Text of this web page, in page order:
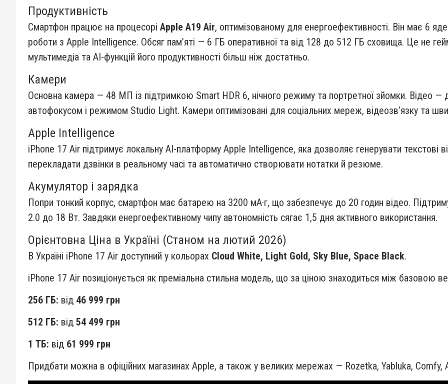
Продуктивність
Смартфон працює на процесорі Apple A19 Air, оптимізованому для енергоефективності. Він має 6
роботи з Apple Intelligence. Обсяг пам’яті — 6 ГБ оперативної та від 128 до 512 ГБ сховища. Це не
мультимедіа та AI-функцій його продуктивності більш ніж достатньо.
Камери
Основна камера — 48 МП із підтримкою Smart HDR 6, нічного режиму та портретної зйомки.
автофокусом і режимом Studio Light. Камери оптимізовані для соціальних мереж, відеозв’язку та
Apple Intelligence
iPhone 17 Air підтримує локальну AI-платформу Apple Intelligence, яка дозволяє генерувати текстові
перекладати дзвінки в реальному часі та автоматично створювати нотатки й резюме.
Акумулятор і зарядка
Попри тонкий корпус, смартфон має батарею на 3200 мА·г, що забезпечує до 20 годин відео.
2.0 до 18 Вт. Завдяки енергоефективному чипу автономність сягає 1,5 дня активного використання.
Орієнтовна Ціна в Україні (Станом на лютий 2026)
В Україні iPhone 17 Air доступний у кольорах Cloud White, Light Gold, Sky Blue, Space Black.
iPhone 17 Air позиціонується як преміальна стильна модель, що за ціною знаходиться між базовою
256 ГБ: від 46 999 грн
512 ГБ: від 54 499 грн
1 ТБ: від 61 999 грн
Придбати можна в офіційних магазинах Apple, а також у великих мережах — Rozetka, Yabluka, Comfy,